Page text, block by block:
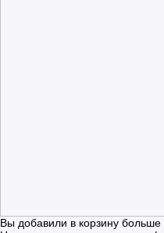
Вы добавили в корзину больше